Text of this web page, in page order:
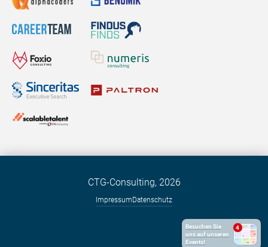
Besuchen Sie
uns auf unseren
Events!
4
CTG-Consulting, 2026
ImpressumDatenschutz